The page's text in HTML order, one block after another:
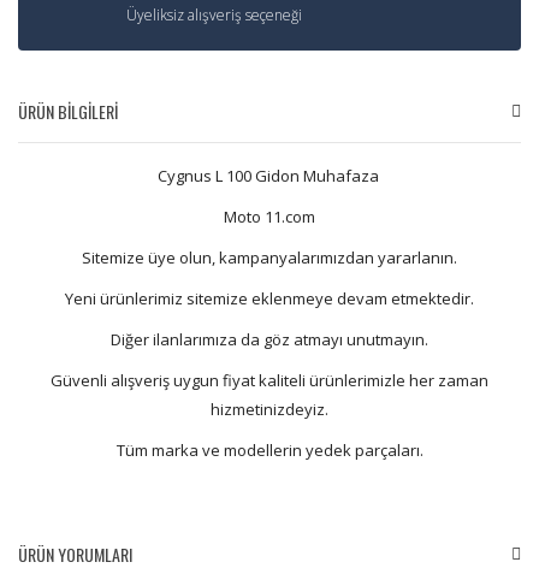
Üyeliksiz alışveriş seçeneği
ÜRÜN BİLGİLERİ
Cygnus L 100 Gidon Muhafaza
Moto 11.com
Sitemize üye olun, kampanyalarımızdan yararlanın.
Yeni ürünlerimiz sitemize eklenmeye devam etmektedir.
Diğer ilanlarımıza da göz atmayı unutmayın.
Güvenli alışveriş uygun fiyat kaliteli ürünlerimizle her zaman
hizmetinizdeyiz.
Tüm marka ve modellerin yedek parçaları.
ÜRÜN YORUMLARI